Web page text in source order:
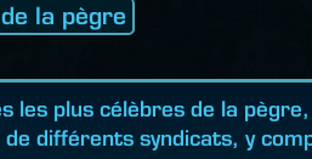
la pègre
les plus célèbres de la
différents syndicats, y